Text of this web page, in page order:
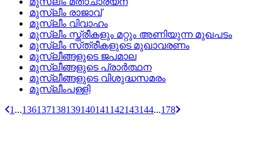
മുസ്ലീം രാജാവ്
മുസ്ലീം വിവാഹം
മുസ്ലീം സ്ത്രീകളും മറ്റും അണിയുന്ന മുഖപടം
മുസ്ലീം സ്‌ത്രീകളുടെ മുഖാവരണം
മുസ്ലീങ്ങളുടെ ജപമാല
മുസ്ലീങ്ങളുടെ പ്രാര്‍ത്ഥന
മുസ്ലീങ്ങളുടെ വിശുദ്ധസമരം
മുസ്ലീംപള്ളി
1 ...136137138139140141 142143144...178